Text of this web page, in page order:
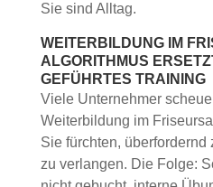
Sie sind Alltag.
WEITERBILDUNG IM
ALGORITHMUS
GEFÜHRTES TRAINING
Viele Unternehmer
Weiterbildung im
Sie fürchten, überfordernd
zu verlangen. Die Folge: